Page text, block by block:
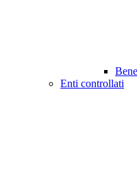
Enti controllati